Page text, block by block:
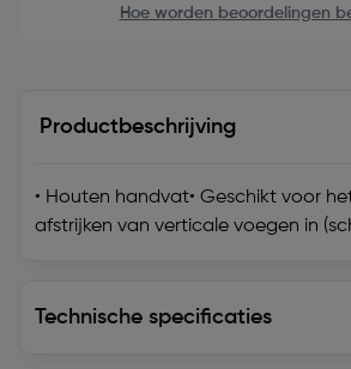
Hoe worden beoordelingen
Productbeschrijving
• Houten handvat• Geschikt voor
afstrijken van verticale voegen in
Technische specificaties